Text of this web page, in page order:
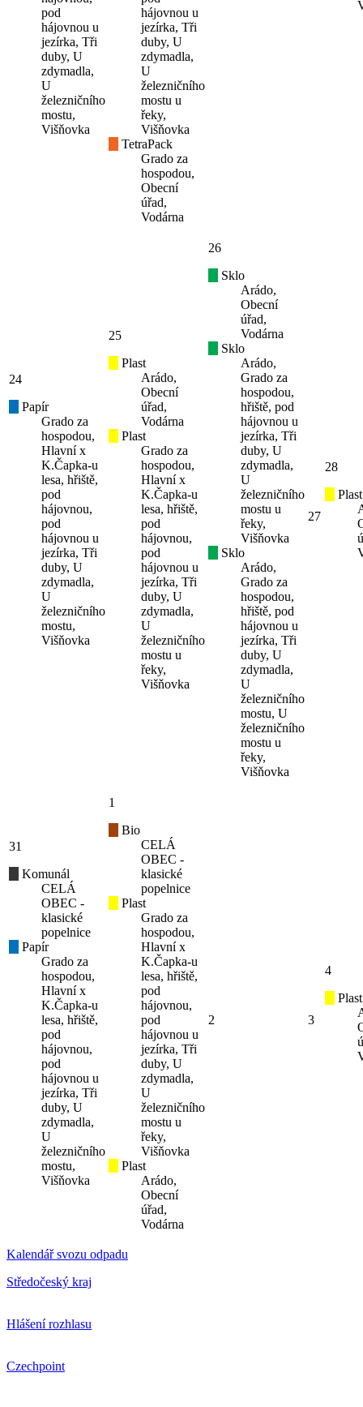
pod
hájovnou u
jezírka, Tři
duby, U
zdymadla,
U
železničního
mostu,
Višňovka
hájovnou u
jezírka, Tři
duby, U
zdymadla,
U
železničního
mostu u
řeky,
Višňovka
TetraPack
Grado za
hospodou,
Obecní
úřad,
Vodárna
24
Papír
Grado za
hospodou,
Hlavní x
K.Čapka-u
lesa, hřiště,
pod
hájovnou,
pod
hájovnou u
jezírka, Tři
duby, U
zdymadla,
U
železničního
mostu,
Višňovka
25
Plast
Arádo,
Obecní
úřad,
Vodárna
Plast
Grado za
hospodou,
Hlavní x
K.Čapka-u
lesa, hřiště,
pod
hájovnou,
pod
hájovnou u
jezírka, Tři
duby, U
zdymadla,
U
železničního
mostu u
řeky,
Višňovka
26
Sklo
Arádo,
Obecní
úřad,
Vodárna
Sklo
Arádo,
Grado za
hospodou,
hřiště, pod
hájovnou u
jezírka, Tři
duby, U
zdymadla,
U
železničního
mostu u
řeky,
Višňovka
Sklo
Arádo,
Grado za
hospodou,
hřiště, pod
hájovnou u
jezírka, Tři
duby, U
zdymadla,
U
železničního
mostu, U
železničního
mostu u
řeky,
Višňovka
27
28
Plast
31
Komunál
CELÁ
OBEC -
klasické
popelnice
Papír
Grado za
hospodou,
Hlavní x
K.Čapka-u
lesa, hřiště,
pod
hájovnou,
pod
hájovnou u
jezírka, Tři
duby, U
zdymadla,
U
železničního
mostu,
Višňovka
1
Bio
CELÁ
OBEC -
klasické
popelnice
Plast
Grado za
hospodou,
Hlavní x
K.Čapka-u
lesa, hřiště,
pod
hájovnou,
pod
hájovnou u
jezírka, Tři
duby, U
zdymadla,
U
železničního
mostu u
řeky,
Višňovka
Plast
Arádo,
Obecní
úřad,
Vodárna
2 3
4
Plast
Kalendář svozu odpadu
Středočeský kraj
Hlášení rozhlasu
Czechpoint